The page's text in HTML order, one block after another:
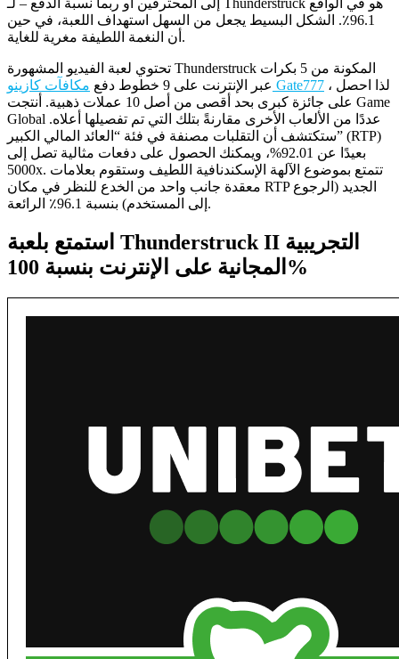
96.1٪. الشكل البسيط يجعل من السهل استهداف اللعبة، في حين
أن النغمة اللطيفة مغرية للغاية.
تحتوي لعبة الفيديو المشهورة Thunderstruck المكونة من 5 بكرات
عبر الإنترنت على 9 خطوط دفع مكافآت كازينو Gate777 ، لذا احصل
على جائزة كبرى بحد أقصى من أصل 10 عملات ذهبية. أنتجت Game
Global عددًا من الألعاب الأخرى مقارنةً بتلك التي تم تفصيلها أعلاه.
ستكتشف أن التقلبات مصنفة في فئة “العائد المالي الكبير” (RTP)
بعيدًا عن 92.01%، ويمكنك الحصول على دفعات مثالية تصل إلى
5000x. تتمتع بموضوع الآلهة الإسكندنافية اللطيف وستقوم بعلامات
معقدة جانب واحد من الخدع للنظر في مكان RTP الجديد (الرجوع
إلى المستخدم) بنسبة 96.1٪ الرائعة.
استمتع بلعبة Thunderstruck II التجريبية
المجانية على الإنترنت بنسبة 100%